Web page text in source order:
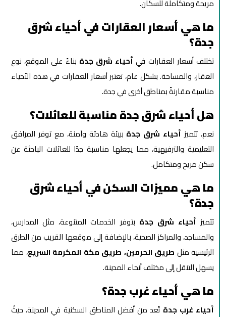
مريحة ومتكاملة للسكان.
ما هي أسعار العقارات في أحياء شرق
جدة؟
تختلف أسعار العقارات فيأحياء شرق جدة بناءً على الموقع، نوع
العقار، والمساحة. بشكل عام، تعتبر أسعار العقارات في هذه الأحياء
مناسبة مقارنةً بمناطق أخرى في جدة.
هل أحياء شرق جدة مناسبة للعائلات؟
نعم، تتميز أحياء شرق جدة ببيئة هادئة وآمنة، مع توفر المرافق
التعليمية والترفيهية، مما يجعلها مناسبة جدًا للعائلات الباحثة عن
سكن مريح ومتكامل.
ما هي مميزات السكن في أحياء شرق
جدة؟
تتميز أحياء شرق جدة بتوفر الخدمات المتنوعة، مثل المدارس،
والمساجد، والمراكز الصحية، بالإضافة إلى موقعها القريب من الطرق
الرئيسية مثل طريق الحرمين، طريق مكة المكرمة السريع، مما
يسهل التنقل إلى مختلف أنحاء المدينة.
ما هي أحياء غرب جدة؟
أحياء غرب جدة تُعد من أفضل المناطق السكنية في المدينة، حيثُ